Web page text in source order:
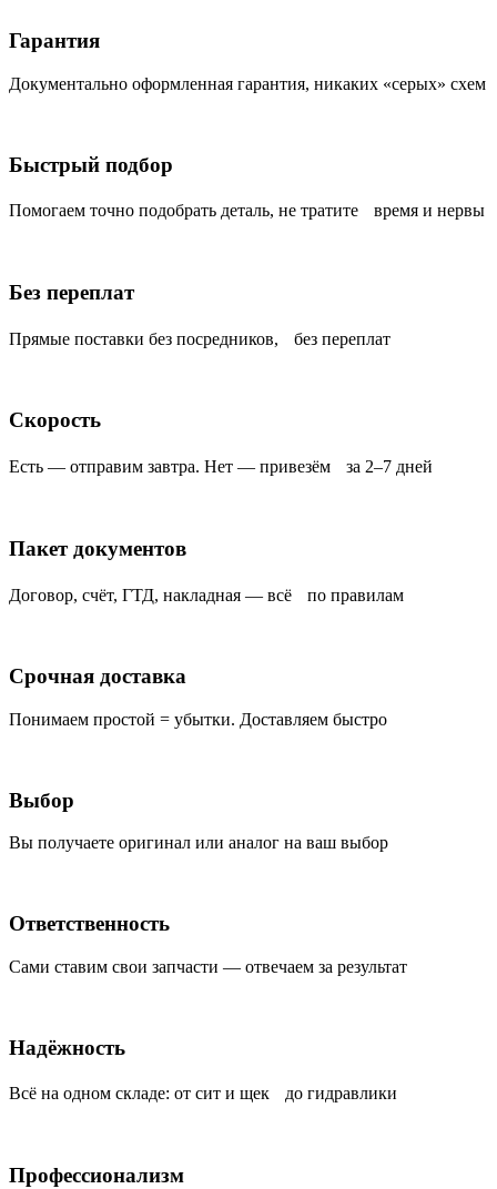
Гарантия
Документально оформленная гарантия, никаких «серых» схем
Быстрый подбор
Помогаем точно подобрать деталь, не тратите время и нервы
Без переплат
Прямые поставки без посредников, без переплат
Скорость
Есть — отправим завтра. Нет — привезём за 2–7 дней
Пакет документов
Договор, счёт, ГТД, накладная — всё по правилам
Срочная доставка
Понимаем простой = убытки. Доставляем быстро
Выбор
Вы получаете оригинал или аналог на ваш выбор
Ответственность
Сами ставим свои запчасти — отвечаем за результат
Надёжность
Всё на одном складе: от сит и щек до гидравлики
Профессионализм